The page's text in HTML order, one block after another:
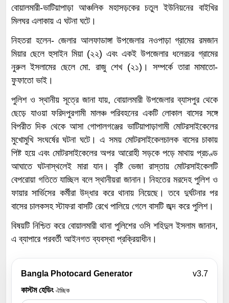
বোয়ালমারী-ভাটিয়াপাড়া আঞ্চলিক মহাসড়কের চতুল ইউনিয়নের বাইখির
মিলঘর এলাকায় এ ঘটনা ঘটে।
নিহতরা হলেন- জেলার আলফাডাঙ্গা উপজেলার নওপাড়া গ্রামের রমজান
মিয়ার ছেলে হুসাইন মিয়া (২২) এবং একই উপজেলার ধলেরচর গ্রামের
নুরুল ইসলামের ছেলে মো. রাজু শেখ (২১)। সম্পর্কে তারা মামাতো-
ফুফাতো ভাই।
পুলিশ ও স্থানীয় সূত্রে জানা যায়, বোয়ালমারী উপজেলার ব্যাসপুর থেকে
ছেড়ে যাওয়া ফরিদপুরগামী মালঞ্চ পরিবহনের একটি লোকাল বাসের সঙ্গে
বিপরীত দিক থেকে আসা গোপালগঞ্জের ভাটিয়াপাড়াগামী মোটরসাইকেলের
মুখোমুখি সংঘর্ষের ঘটনা ঘটে। এ সময় মোটরসাইকেলচালক বাসের চাকায়
পিষ্ট হয়ে এবং মোটরসাইকেলের অপর আরোহী সড়কে পড়ে মাথায় প্রচণ্ড
আঘাতে ঘটনাস্থলেই মারা যান। বৃষ্টি ভেজা রাস্তায় মোটরসাইকেলটি
বেপরোয়া গতিতে যাচ্ছিল বলে স্থানীয়রা জানান। নিহতের মরদেহ পুলিশ ও
ফায়ার সার্ভিসের কর্মীরা উদ্ধার করে থানায় নিয়েছে। তবে দুর্ঘটনার পর
বাসের চালকসহ স্টাফরা বাসটি রেখে পালিয়ে গেলে বাসটি জব্দ করে পুলিশ।
বিষয়টি নিশ্চিত করে বোয়ালমারী থানা পুলিশের ওসি শহিদুল ইসলাম জানান,
এ ব্যাপারে পরবর্তী আইনগত ব্যবস্থা প্রক্রিয়াধীন।
Bangla Photocard Generator
v3.7
কাস্টম হেডিং ঐচ্ছিক